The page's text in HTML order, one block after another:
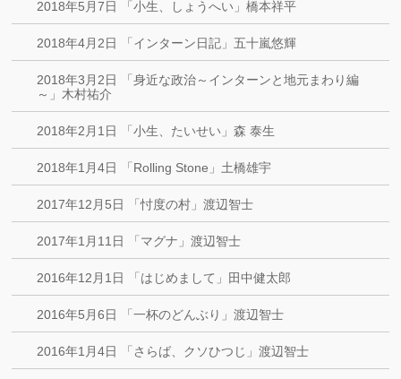
2018年5月7日 「小生、しょうへい」橋本祥平
2018年4月2日 「インターン日記」五十嵐悠輝
2018年3月2日 「身近な政治～インターンと地元まわり編
～」木村祐介
2018年2月1日 「小生、たいせい」森 泰生
2018年1月4日 「Rolling Stone」土橋雄宇
2017年12月5日 「忖度の村」渡辺智士
2017年1月11日 「マグナ」渡辺智士
2016年12月1日 「はじめまして」田中健太郎
2016年5月6日 「一杯のどんぶり」渡辺智士
2016年1月4日 「さらば、クソひつじ」渡辺智士